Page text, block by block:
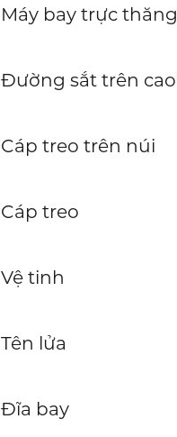
Máy bay trực thăng
Đường sắt trên cao
Cáp treo trên núi
Cáp treo
Vệ tinh
Tên lửa
Đĩa bay